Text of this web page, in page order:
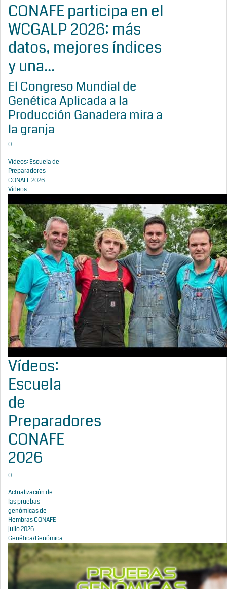
CONAFE participa en el
WCGALP 2026: más
datos, mejores índices
y una...
El Congreso Mundial de
Genética Aplicada a la
Producción Ganadera mira a
la granja
0
Vídeos: Escuela de
Preparadores
CONAFE 2026
Vídeos
Vídeos:
Escuela
de
Preparadores
CONAFE
2026
0
Actualización de
las pruebas
genómicas de
Hembras CONAFE
julio 2026
Genética/Genómica